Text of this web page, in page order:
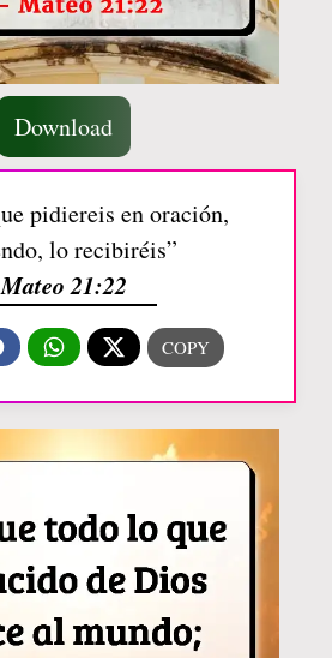
Download
pidiereis en oración,
lo recibiréis”
Mateo 21:22